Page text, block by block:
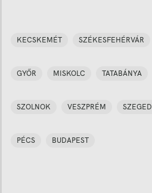
KECSKEMÉT SZÉKESFEHÉRVÁR
GYŐR MISKOLC TATABÁNYA
SZOLNOK VESZPRÉM SZEGED
PÉCS BUDAPEST